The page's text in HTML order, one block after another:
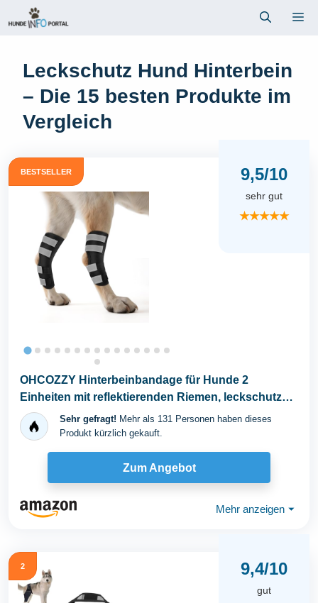
Inhalt
Leckschutz Hund Hinterbein
– Die 15 besten Produkte im
Vergleich
BESTSELLER 9,5/10
sehr gut
★★★★★
OHCOZZY Hinterbeinbandage für Hunde 2
Einheiten mit reflektierenden Riemen, leckschutz
Hund...
Sehr gefragt! Mehr als 131 Personen haben dieses
Produkt kürzlich gekauft.
Zum Angebot
Mehr anzeigen ⏷
2 9,4/10
gut